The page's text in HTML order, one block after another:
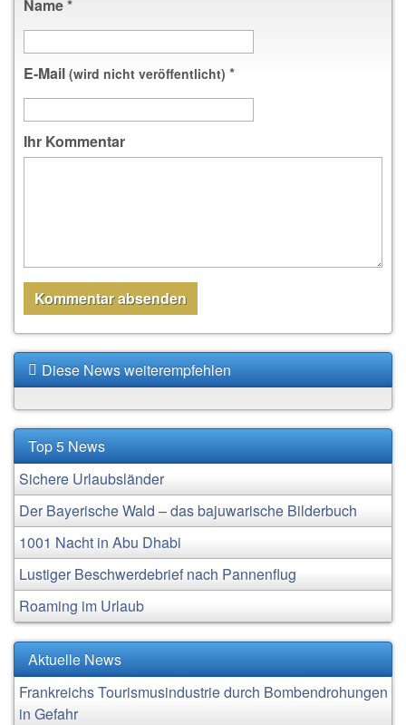
Name*
E-Mail (wird nicht veröffentlicht) *
Ihr Kommentar
Diese News weiterempfehlen
Top 5 News
Sichere Urlaubsländer
Der Bayerische Wald – das bajuwarische Bilderbuch
1001 Nacht in Abu Dhabi
Lustiger Beschwerdebrief nach Pannenflug
Roaming im Urlaub
Aktuelle News
Frankreichs Tourismusindustrie durch Bombendrohungen
in Gefahr